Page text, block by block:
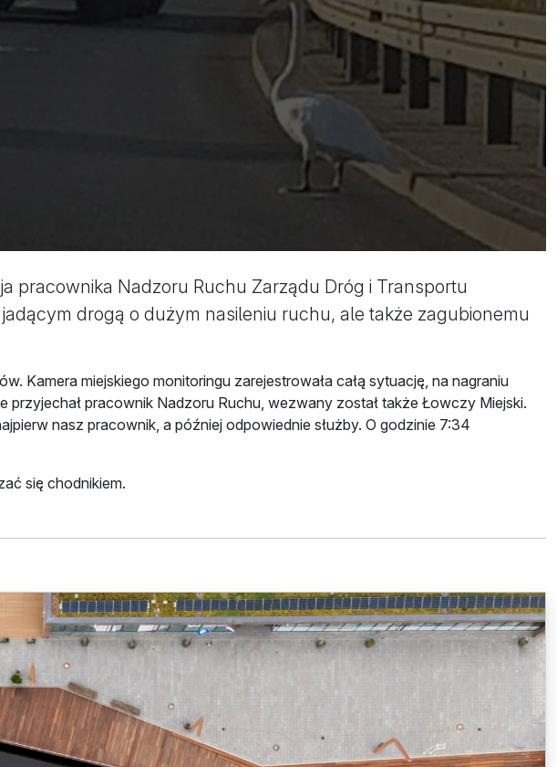
pracownika Nadzoru Ruchu Zarządu Dróg i Transportu
drogą o dużym nasileniu ruchu, ale także zagubionemu
Kamera miejskiego monitoringu zarejestrowała całą sytuację, na nagraniu
pracownik Nadzoru Ruchu, wezwany został także Łowczy Miejski.
nasz pracownik, a później odpowiednie służby. O godzinie 7:34
się chodnikiem.